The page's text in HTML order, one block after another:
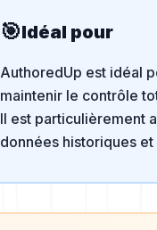
🎯Idéal pour
AuthoredUp est idéal
maintenir le contrôle
Il est particulièrement
données historiques